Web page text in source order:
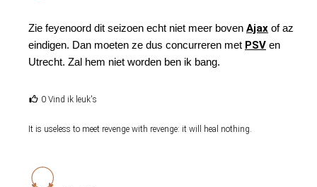
Zie feyenoord dit seizoen echt niet meer boven Ajax of az
eindigen. Dan moeten ze dus concurreren met PSV en
Utrecht. Zal hem niet worden ben ik bang.
0 Vind ik leuk's
It is useless to meet revenge with revenge: it will heal nothing.